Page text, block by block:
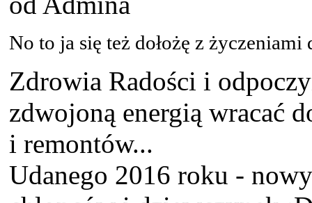
No to ja się też dołożę z życzeniami
Zdrowia Radości i
zdwojoną energią wracać
i remontów...
Udanego 2016 roku -